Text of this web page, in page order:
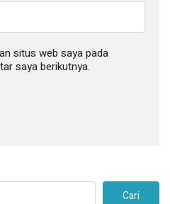
situs web saya pada
saya berikutnya.
Cari